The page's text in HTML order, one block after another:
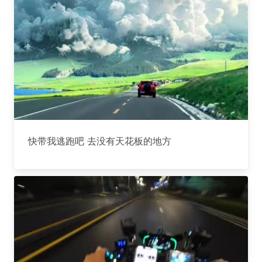
快带我逃跑吧 去没有天花板的地方